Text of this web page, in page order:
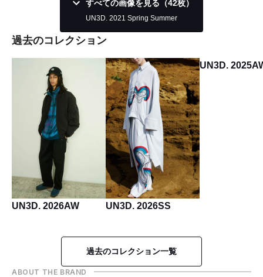
すべての画像を見る（42枚）
UN3D. 2021 Spring Summer
過去のコレクション
UN3D. 2026AW UN3D. 2026SS
UN3D.
過去のコレクション一覧
ABOUT THE BRAND